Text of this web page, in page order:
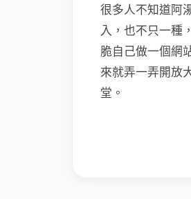
很多人不知道阿
入，也不只一種
脆自己做一個網
來就弄一弄開放
堂。